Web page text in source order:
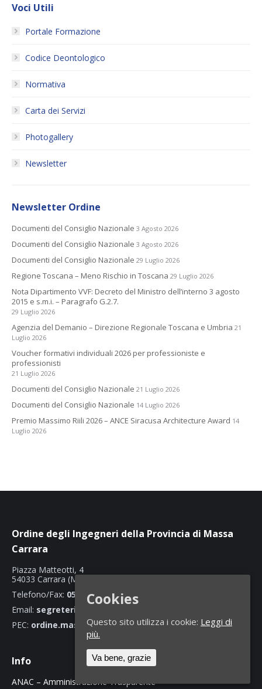
Voci Utili
Portale Formazione
Codice Deontologico
Normativa
Carta dei Servizi
Photogallery
Newsletter
Newsletter Ordine
Documenti del Consiglio Nazionale 3 Agosto 2026
Documenti del Consiglio Nazionale 3 Agosto 2026
Documenti del Consiglio Nazionale 29 Luglio 2026
Regione Toscana – Meno Rischio in Toscana 29 Luglio 2026
Nota Dipartimento VVF: Decreto del Ministro dell’interno 3 agosto
2015 e s.m.i. – Paragrafo G.2.7.
29 Luglio 2026
Agenzia del Demanio – Direzione Regionale Toscana e Umbria 21
Luglio 2026
Voucher formativi individuali 2026 per professioniste e
professionisti
21 Luglio 2026
Documenti del Consiglio Nazionale 21 Luglio 2026
Documenti del Consiglio Nazionale 14 Luglio 2026
Premio Massimo Riili 2026 – ANCE Siracusa Architecture Award 14
Luglio 2026
Ordine degli Ingegneri della Provincia di Massa
Carrara
Piazza Matteotti, 4
54033 Carrara (MS)
Telefono/Fax: 0585 70466
Email: segreteria@ordineingegnerimassacarrara.it
PEC: ordine.massacarrara@ingpec.eu
Info
ANAC – Amministrazione Trasparente
Cookies
Questo sito utilizza i cookie: Leggi di
più.
Va bene, grazie